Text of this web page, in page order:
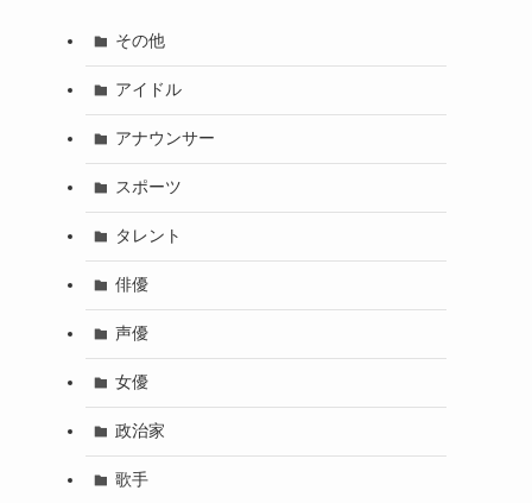
その他
アイドル
アナウンサー
スポーツ
タレント
俳優
声優
女優
政治家
歌手